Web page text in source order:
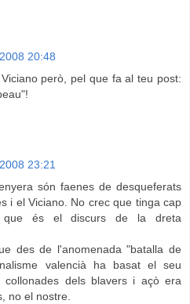
20:48
però, pel que fa al teu post:
23:21
són faenes de desqueferats
i el Viciano. No crec que tinga cap
que és el discurs de la dreta
des de l'anomenada "batalla de
valencià ha basat el seu
dels blavers i açò era
no el nostre.